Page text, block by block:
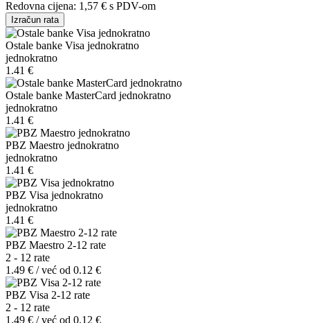
Redovna cijena: 1,57 € s PDV-om
Izračun rata
Ostale banke Visa jednokratno
jednokratno
1.41 €
Ostale banke MasterCard jednokratno
jednokratno
1.41 €
PBZ Maestro jednokratno
jednokratno
1.41 €
PBZ Visa jednokratno
jednokratno
1.41 €
PBZ Maestro 2-12 rate
2 - 12 rate
1.49 € / već od 0.12 €
PBZ Visa 2-12 rate
2 - 12 rate
1.49 € / već od 0.12 €